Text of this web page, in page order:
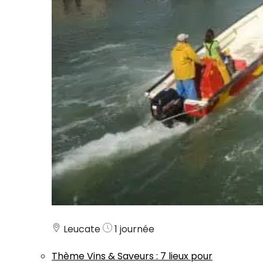
Leucate
1 journée
ThèmeVins & Saveurs: 7 lieux pour